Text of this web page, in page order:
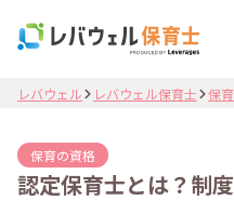
レバウェル レバウェル保育士 保
保育の資格
認定保育士とは？制